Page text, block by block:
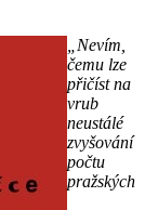
„Nevím,
čemu lze
přičíst na
vrub
neustálé
zvyšování
počtu
pražských